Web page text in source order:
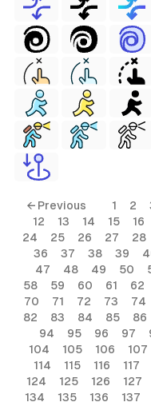
← Previous 1 2
12
13 14 15 16
24
25 26 27 28
36
37 38 39
47
48 49 50
58
59 60 61 62
70
71 72 73 74
82
83 84 85 86
94
95 96 97
104
105 106 107
114
115 116 117
124
125 126 127
134
135 136 137